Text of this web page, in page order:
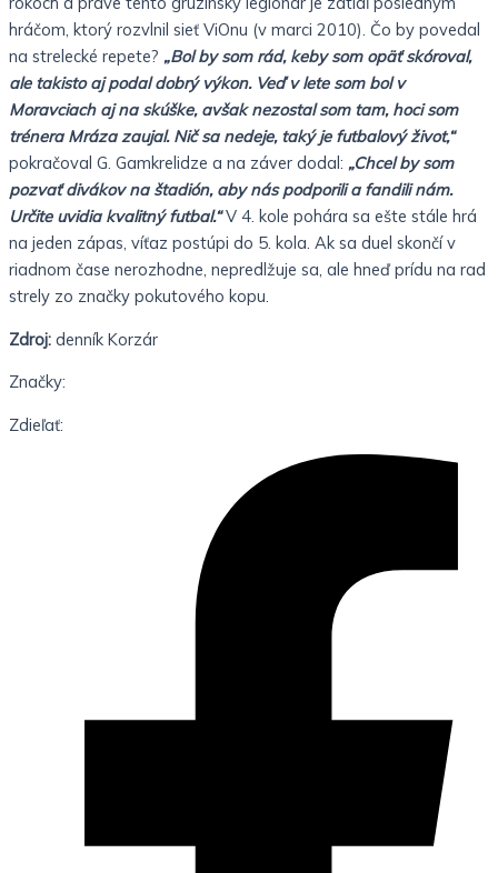
hráčom, ktorý rozvlnil sieť ViOnu (v marci 2010). Čo by povedal
na strelecké repete? „Bol by som rád, keby som opäť skóroval,
ale takisto aj podal dobrý výkon. Veď v lete som bol v
Moravciach aj na skúške, avšak nezostal som tam, hoci som
trénera Mráza zaujal. Nič sa nedeje, taký je futbalový život,“
pokračoval G. Gamkrelidze a na záver dodal: „Chcel by som
pozvať divákov na štadión, aby nás podporili a fandili nám.
Určite uvidia kvalitný futbal.“V 4. kole pohára sa ešte stále hrá
na jeden zápas, víťaz postúpi do 5. kola. Ak sa duel skončí v
riadnom čase nerozhodne, nepredlžuje sa, ale hneď prídu na rad
strely zo značky pokutového kopu.
Zdroj: denník Korzár
Značky:
Zdieľať: